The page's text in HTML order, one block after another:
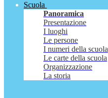
Scuola
Panoramica
Presentazione
I luoghi
Le persone
I numeri della scuola
Le carte della scuola
Organizzazione
La storia